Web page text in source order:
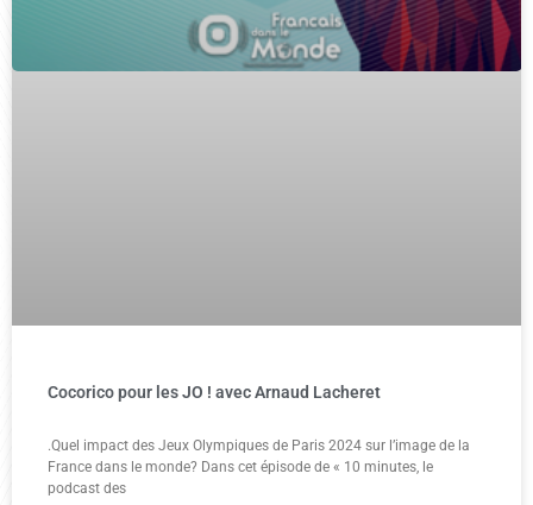
Cocorico pour les JO ! avec Arnaud Lacheret
.Quel impact des Jeux Olympiques de Paris 2024 sur l’image de la
France dans le monde? Dans cet épisode de « 10 minutes, le
podcast des